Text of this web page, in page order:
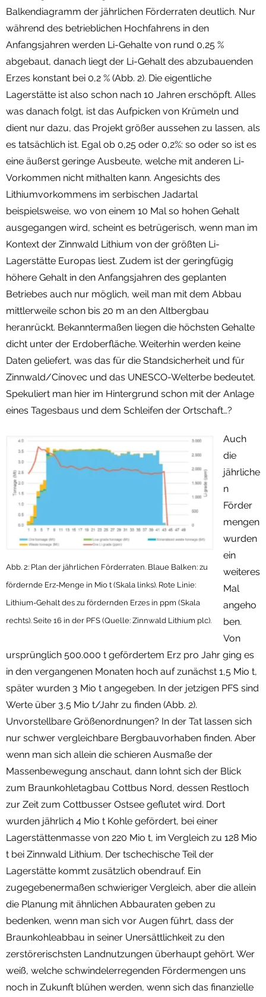
Balkendiagramm der jährlichen Förderraten deutlich. Nur
während des betrieblichen Hochfahrens in den
Anfangsjahren werden Li-Gehalte von rund 0,25 %
abgebaut, danach liegt der Li-Gehalt des abzubauenden
Erzes konstant bei 0,2 % (Abb. 2). Die eigentliche
Lagerstätte ist also schon nach 10 Jahren erschöpft. Alles
was danach folgt, ist das Aufpicken von Krümeln und
dient nur dazu, das Projekt größer aussehen zu lassen, als
es tatsächlich ist. Egal ob 0,25 oder 0,2%: so oder so ist es
eine äußerst geringe Ausbeute, welche mit anderen Li-
Vorkommen nicht mithalten kann. Angesichts des
Lithiumvorkommens im serbischen Jadartal
beispielsweise, wo von einem 10 Mal so hohen Gehalt
ausgegangen wird, scheint es betrügerisch, wenn man im
Kontext der Zinnwald Lithium von der größten Li-
Lagerstätte Europas liest. Zudem ist der geringfügig
höhere Gehalt in den Anfangsjahren des geplanten
Betriebes auch nur möglich, weil man mit dem Abbau
mittlerweile schon bis 20 m an den Altbergbau
heranrückt. Bekanntermaßen liegen die höchsten Gehalte
dicht unter der Erdoberfläche. Weiterhin werden keine
Daten geliefert, was das für die Standsicherheit und für
Zinnwald/Cínovec und das UNESCO-Welterbe bedeutet.
Spekuliert man hier im Hintergrund schon mit der Anlage
eines Tagesbaus und dem Schleifen der Ortschaft…?
Abb. 2: Plan der jährlichen Förderraten. Blaue Balken: zu
fördernde Erz-Menge in Mio t (Skala links). Rote Linie:
Lithium-Gehalt des zu fördernden Erzes in ppm (Skala
rechts). Seite 16 in der PFS (Quelle: Zinnwald Lithium plc).
Auch
die
jährliche
n
Förder
mengen
wurden
ein
weiteres
Mal
angeho
ben.
Von
ursprünglich 500.000 t gefördertem Erz pro Jahr ging es
in den vergangenen Monaten hoch auf zunächst 1,5 Mio t,
später wurden 3 Mio t angegeben. In der jetzigen PFS sind
Werte über 3,5 Mio t/Jahr zu finden (Abb. 2).
Unvorstellbare Größenordnungen? In der Tat lassen sich
nur schwer vergleichbare Bergbauvorhaben finden. Aber
wenn man sich allein die schieren Ausmaße der
Massenbewegung anschaut, dann lohnt sich der Blick
zum Braunkohletagbau Cottbus Nord, dessen Restloch
zur Zeit zum Cottbusser Ostsee geflutet wird. Dort
wurden jährlich 4 Mio t Kohle gefördert, bei einer
Lagerstättenmasse von 220 Mio t, im Vergleich zu 128 Mio
t bei Zinnwald Lithium. Der tschechische Teil der
Lagerstätte kommt zusätzlich obendrauf. Ein
zugegebenermaßen schwieriger Vergleich, aber die allein
die Planung mit ähnlichen Abbauraten geben zu
bedenken, wenn man sich vor Augen führt, dass der
Braunkohleabbau in seiner Unersättlichkeit zu den
zerstörerischsten Landnutzungen überhaupt gehört. Wer
weiß, welche schwindelerregenden Fördermengen uns
noch in Zukunft blühen werden, wenn sich das finanzielle